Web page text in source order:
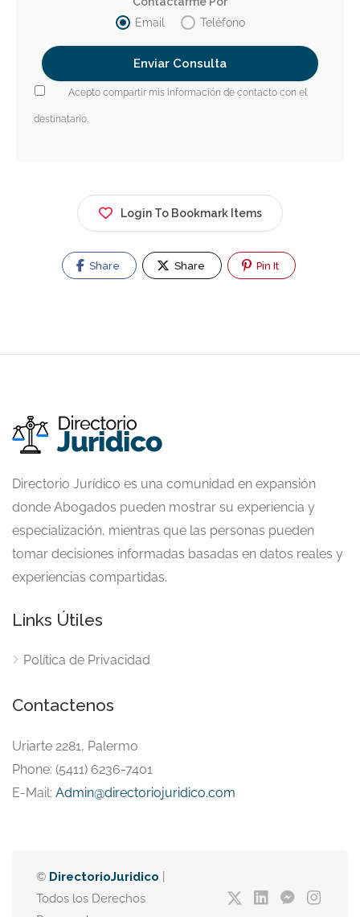
Email
Teléfono
Acepto compartir mis información de contacto con el
destinatario.
Login To Bookmark Items
Share Share Pin It
Directorio Jurídico es una comunidad en expansión
donde Abogados pueden mostrar su experiencia y
especialización, mientras que las personas pueden
tomar decisiones informadas basadas en datos reales y
experiencias compartidas.
Links Útiles
Política de Privacidad
Contactenos
Uriarte 2281, Palermo
Phone: (5411) 6236-7401
E-Mail: Admin@directoriojuridico.com
© DirectorioJuridico
Todos los Derechos